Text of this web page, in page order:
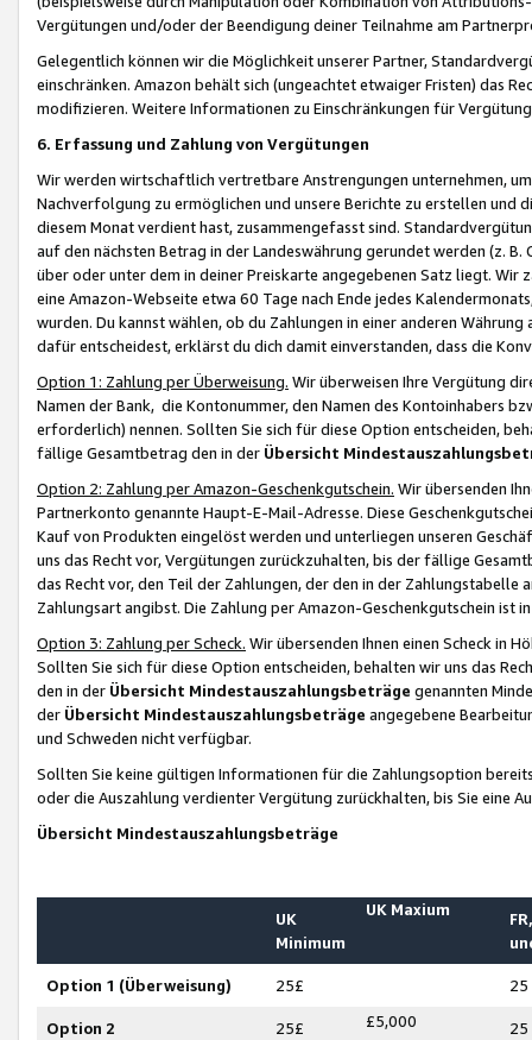
Vergütungen und/oder der Beendigung deiner Teilnahme am
Gelegentlich können wir die Möglichkeit unserer Partner,
einschränken. Amazon behält sich (ungeachtet etwaiger Fristen) das
modifizieren. Weitere Informationen zu Einschränkungen für
6. Erfassung und Zahlung von Vergütungen
Wir werden wirtschaftlich vertretbare Anstrengungen unternehmen,
Nachverfolgung zu ermöglichen und unsere Berichte zu erstellen und
diesem Monat verdient hast, zusammengefasst sind.
auf den nächsten Betrag in der Landeswährung gerundet werden (z.
über oder unter dem in deiner Preiskarte angegebenen Satz liegt.
eine Amazon-Webseite etwa 60 Tage nach Ende jedes
wurden. Du kannst wählen, ob du Zahlungen in einer anderen
dafür entscheidest, erklärst du dich damit einverstanden, dass die
Option 1: Zahlung per Überweisung. Wir überweisen Ihre Vergütung
Namen der Bank, die Kontonummer, den Namen des Kontoinhabers
erforderlich) nennen. Sollten Sie sich für diese Option entscheiden,
fällige Gesamtbetrag den in der Übersicht
Option 2: Zahlung per Amazon-Geschenkgutschein. Wir übersenden
Partnerkonto genannte Haupt-E-Mail-Adresse. Diese
Kauf von Produkten eingelöst werden und unterliegen unseren
uns das Recht vor, Vergütungen zurückzuhalten, bis der fällige
das Recht vor, den Teil der Zahlungen, der den in der
Zahlungsart angibst. Die Zahlung per Amazon-Geschenkgutschein ist
Option 3: Zahlung per Scheck. Wir übersenden Ihnen einen Scheck in
Sollten Sie sich für diese Option entscheiden, behalten wir uns das
den in der Übersicht Mindestauszahlungsbeträge genannten
der Übersicht Mindestauszahlungsbeträge angegebene
und Schweden nicht verfügbar.
Sollten Sie keine gültigen Informationen für die Zahlungsoption
oder die Auszahlung verdienter Vergütung zurückhalten, bis Sie
Übersicht Mindestauszahlungsbeträge
UK
Minimum
UK Maxium
Option 1 (Überweisung) 25£ 25
Option 2
25£ £5,000 25